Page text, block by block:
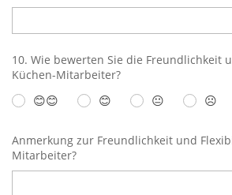
10. Wie bewerten Sie die Freundlichkeit
Küchen-Mitarbeiter?
😊😊 😊 😐 ☹️
Anmerkung zur Freundlichkeit und
Mitarbeiter?